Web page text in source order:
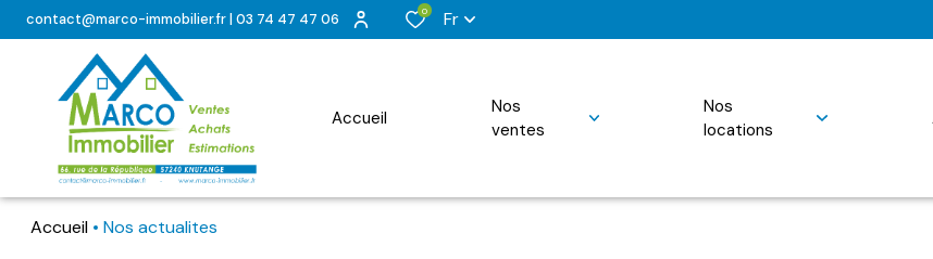
contact@marco-immobilier.fr| 03 74 47 47 06 0 Fr
accueil
nos
ventes
nos
locations
Accueil Nos actualites